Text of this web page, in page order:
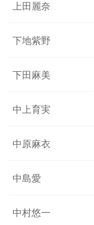
上田麗奈
下地紫野
下田麻美
中上育実
中原麻衣
中島愛
中村悠一